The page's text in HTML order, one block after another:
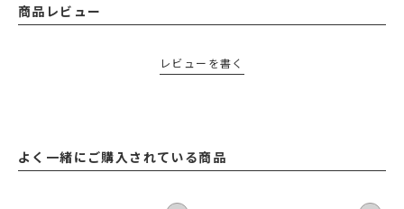
商品レビュー
レビューを書く
よく一緒にご購入されている商品